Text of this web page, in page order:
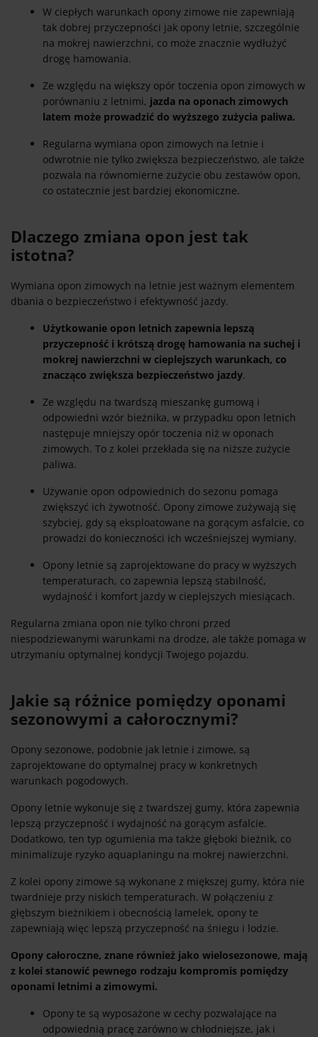
W ciepłych warunkach opony zimowe nie zapewniają
tak dobrej przyczepności jak opony letnie, szczególnie
na mokrej nawierzchni, co może znacznie wydłużyć
drogę hamowania.
Ze względu na większy opór toczenia opon zimowych w
porównaniu z letnimi, jazda na oponach zimowych
latem może prowadzić do wyższego zużycia paliwa.
Regularna wymiana opon zimowych na letnie i
odwrotnie nie tylko zwiększa bezpieczeństwo, ale także
pozwala na równomierne zużycie obu zestawów opon,
co ostatecznie jest bardziej ekonomiczne.
Dlaczego zmiana opon jest tak
istotna?
Wymiana opon zimowych na letnie jest ważnym elementem
dbania o bezpieczeństwo i efektywność jazdy.
Użytkowanie opon letnich zapewnia lepszą
przyczepność i krótszą drogę hamowania na suchej i
mokrej nawierzchni w cieplejszych warunkach, co
znacząco zwiększa bezpieczeństwo jazdy.
Ze względu na twardszą mieszankę gumową i
odpowiedni wzór bieżnika, w przypadku opon letnich
następuje mniejszy opór toczenia niż w oponach
zimowych. To z kolei przekłada się na niższe zużycie
paliwa.
Używanie opon odpowiednich do sezonu pomaga
zwiększyć ich żywotność. Opony zimowe zużywają się
szybciej, gdy są eksploatowane na gorącym asfalcie, co
prowadzi do konieczności ich wcześniejszej wymiany.
Opony letnie są zaprojektowane do pracy w wyższych
temperaturach, co zapewnia lepszą stabilność,
wydajność i komfort jazdy w cieplejszych miesiącach.
Regularna zmiana opon nie tylko chroni przed
niespodziewanymi warunkami na drodze, ale także pomaga w
utrzymaniu optymalnej kondycji Twojego pojazdu.
Jakie są różnice pomiędzy oponami
sezonowymi a całorocznymi?
Opony sezonowe, podobnie jak letnie i zimowe, są
zaprojektowane do optymalnej pracy w konkretnych
warunkach pogodowych.
Opony letnie wykonuje się z twardszej gumy, która zapewnia
lepszą przyczepność i wydajność na gorącym asfalcie.
Dodatkowo, ten typ ogumienia ma także głęboki bieżnik, co
minimalizuje ryzyko aquaplaningu na mokrej nawierzchni.
Z kolei opony zimowe są wykonane z miększej gumy, która nie
twardnieje przy niskich temperaturach. W połączeniu z
głębszym bieżnikiem i obecnością lamelek, opony te
zapewniają więc lepszą przyczepność na śniegu i lodzie.
Opony całoroczne, znane również jako wielosezonowe, mają
z kolei stanowić pewnego rodzaju kompromis pomiędzy
oponami letnimi a zimowymi.
Opony te są wyposażone w cechy pozwalające na
odpowiednią pracę zarówno w chłodniejsze, jak i